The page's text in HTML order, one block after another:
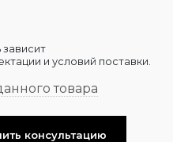
и условий поставки.
товара
консультацию